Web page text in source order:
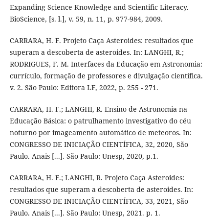
Expanding Science Knowledge and Scientific Literacy.
BioScience, [s. l.], v. 59, n. 11, p. 977-984, 2009.
CARRARA, H. F. Projeto Caça Asteroides: resultados que
superam a descoberta de asteroides. In: LANGHI, R.;
RODRIGUES, F. M. Interfaces da Educação em Astronomia:
currículo, formação de professores e divulgação científica.
v. 2. São Paulo: Editora LF, 2022, p. 255 - 271.
CARRARA, H. F.; LANGHI, R. Ensino de Astronomia na
Educação Básica: o patrulhamento investigativo do céu
noturno por imageamento automático de meteoros. In:
CONGRESSO DE INICIAÇÃO CIENTÍFICA, 32, 2020, São
Paulo. Anais [...]. São Paulo: Unesp, 2020, p.1.
CARRARA, H. F.; LANGHI, R. Projeto Caça Asteroides:
resultados que superam a descoberta de asteroides. In:
CONGRESSO DE INICIAÇÃO CIENTÍFICA, 33, 2021, São
Paulo. Anais [...]. São Paulo: Unesp, 2021. p. 1.